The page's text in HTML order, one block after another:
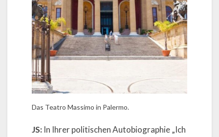
Das Teatro Massimo in Palermo.
JS: In Ihrer politischen Autobiographie „Ich